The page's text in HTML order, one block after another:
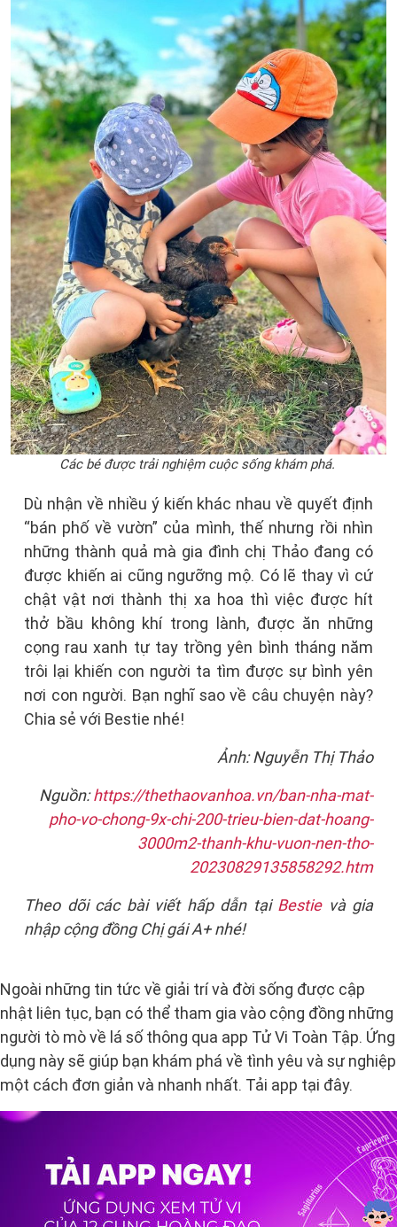
Các bé được trải nghiệm cuộc sống khám phá.
Dù nhận về nhiều ý kiến khác nhau về quyết định
“bán phố về vườn” của mình, thế nhưng rồi nhìn
những thành quả mà gia đình chị Thảo đang có
được khiến ai cũng ngưỡng mộ. Có lẽ thay vì cứ
chật vật nơi thành thị xa hoa thì việc được hít
thở bầu không khí trong lành, được ăn những
cọng rau xanh tự tay trồng yên bình tháng năm
trôi lại khiến con người ta tìm được sự bình yên
nơi con người. Bạn nghĩ sao về câu chuyện này?
Chia sẻ với Bestie nhé!
Ảnh: Nguyễn Thị Thảo
Nguồn:https://thethaovanhoa.vn/ban-nha-mat-
pho-vo-chong-9x-chi-200-trieu-bien-dat-hoang-
3000m2-thanh-khu-vuon-nen-tho-
20230829135858292.htm
Theo dõi các bài viết hấp dẫn tại Bestievà gia
nhập cộng đồng Chị gái A+ nhé!
Ngoài những tin tức về giải trí và đời sống được cập
nhật liên tục, bạn có thể tham gia vào cộng đồng những
người tò mò về lá số thông qua app Tử Vi Toàn Tập. Ứng
dụng này sẽ giúp bạn khám phá về tình yêu và sự nghiệp
một cách đơn giản và nhanh nhất. Tải app tại đây.